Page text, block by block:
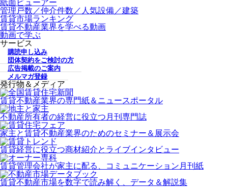
紙面ビューアー
管理戸数／仲介件数／人気設備／建築
賃貸市場ランキング
賃貸不動産業界を学べる動画
動画で学ぶ
サービス
購読申し込み
団体契約をご検討の方
広告掲載のご案内
メルマガ登録
発行物＆メディア
賃貸不動産業界の専門紙＆ニュースポータル
不動産所有者の経営に役立つ月刊専門誌
家主と賃貸不動産業界のためのセミナー＆展示会
賃貸経営に役立つ商材紹介とライブインタビュー
賃貸管理会社が家主に配る、コミュニケーション月刊紙
賃貸不動産市場を数字で読み解く、データ＆解説集